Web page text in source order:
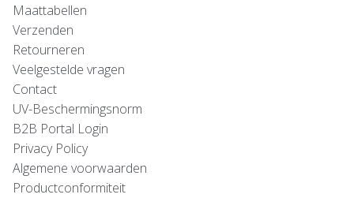
Maattabellen
Verzenden
Retourneren
Veelgestelde vragen
Contact
UV-Beschermingsnorm
B2B Portal Login
Privacy Policy
Algemene voorwaarden
Productconformiteit